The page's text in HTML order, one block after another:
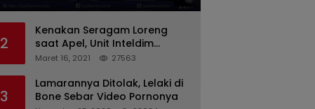
2
Kenakan Seragam Loreng
saat Apel, Unit Inteldim
1426/Takalar Datangi
Maret 16, 2021 27563
3
Lamarannya Ditolak, Lelaki di
Bone Sebar Video Pornonya